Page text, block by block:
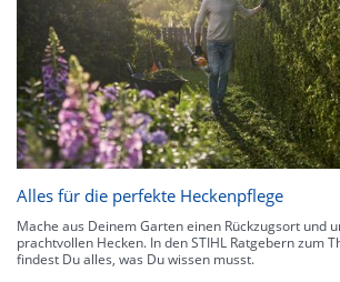
Alles für die perfekte Heckenpflege
Mache aus Deinem Garten einen Rückzugsort und
prachtvollen Hecken. In den STIHL Ratgebern zum
findest Du alles, was Du wissen musst.